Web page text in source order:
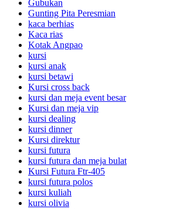
Gubukan
Gunting Pita Peresmian
kaca berhias
Kaca rias
Kotak Angpao
kursi
kursi anak
kursi betawi
Kursi cross back
kursi dan meja event besar
Kursi dan meja vip
kursi dealing
kursi dinner
Kursi direktur
kursi futura
kursi futura dan meja bulat
Kursi Futura Ftr-405
kursi futura polos
kursi kuliah
kursi olivia